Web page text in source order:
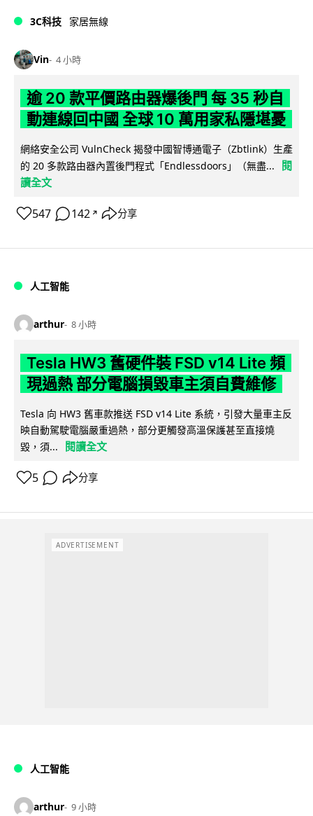
3C科技 家居無線
Vin 4 小時
逾 20 款平價路由器爆後門 每 35 秒自
動連線回中國 全球 10 萬用家私隱堪憂
網絡安全公司 VulnCheck 揭發中國智博通電子（Zbtlink）生產
的 20 多款路由器內置後門程式「Endlessdoors」（無盡...
閱
讀全文
547 142 ↗ 分享
人工智能
arthur 8 小時
Tesla HW3 舊硬件裝 FSD v14 Lite 頻
現過熱 部分電腦損毀車主須自費維修
Tesla 向 HW3 舊車款推送 FSD v14 Lite 系統，引發大量車主反
映自動駕駛電腦嚴重過熱，部分更觸發高溫保護甚至直接燒
毀，須...
閱讀全文
5 分享
ADVERTISEMENT
人工智能
arthur 9 小時